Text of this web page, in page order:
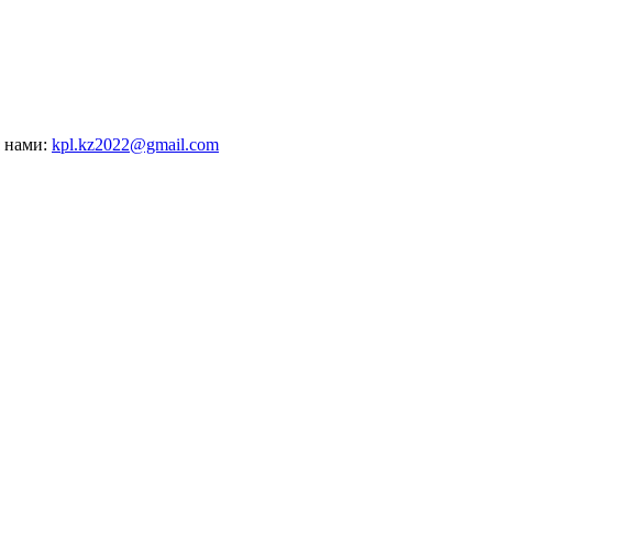
нами: kpl.kz2022@gmail.com